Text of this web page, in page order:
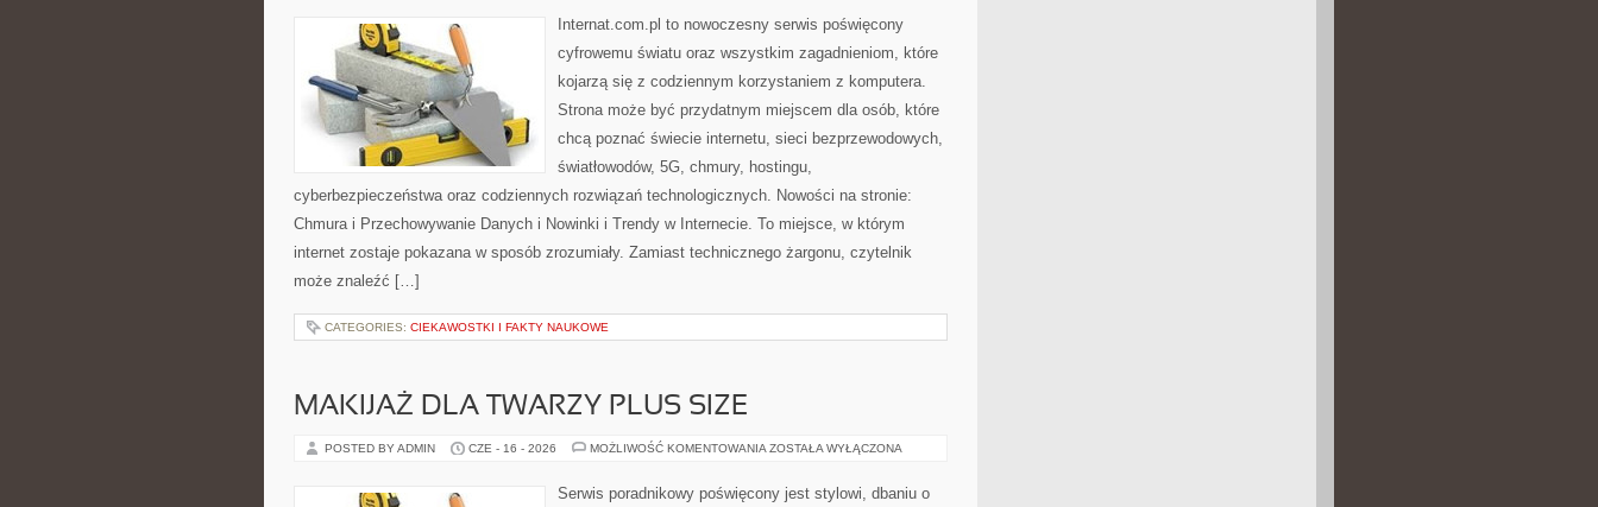
TECHNOLOGIE
Internat.com.pl to nowoczesny serwis poświęcony
cyfrowemu światu oraz wszystkim zagadnieniom, które
kojarzą się z codziennym korzystaniem z komputera.
Strona może być przydatnym miejscem dla osób, które
chcą poznać świecie internetu, sieci bezprzewodowych,
światłowodów, 5G, chmury, hostingu,
cyberbezpieczeństwa oraz codziennych rozwiązań technologicznych. Nowości na stronie:
Chmura i Przechowywanie Danych i Nowinki i Trendy w Internecie. To miejsce, w którym
internet zostaje pokazana w sposób zrozumiały. Zamiast technicznego żargonu, czytelnik
może znaleźć […]
CATEGORIES: CIEKAWOSTKI I FAKTY NAUKOWE
MAKIJAŻ DLA TWARZY PLUS SIZE
POSTED BY ADMIN CZE - 16 - 2026 MOŻLIWOŚĆ KOMENTOWANIA MAKIJAŻ
PLUS
SIZE
ZOSTAŁA WYŁĄCZONA
Serwis poradnikowy poświęcony jest stylowi, dbaniu o